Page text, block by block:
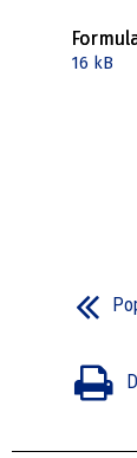
16 kB